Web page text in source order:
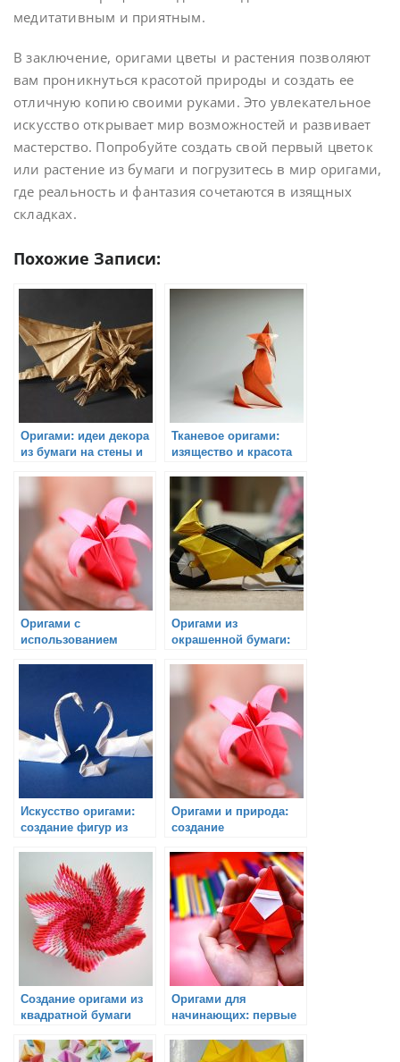
медитативным и приятным.
В заключение, оригами цветы и растения позволяют
вам проникнуться красотой природы и создать ее
отличную копию своими руками. Это увлекательное
искусство открывает мир возможностей и развивает
мастерство. Попробуйте создать свой первый цветок
или растение из бумаги и погрузитесь в мир оригами,
где реальность и фантазия сочетаются в изящных
складках.
Похожие Записи:
Оригами: идеи декора
из бумаги на стены и
Тканевое оригами:
изящество и красота
Оригами с
использованием
Оригами из
окрашенной бумаги:
Искусство оригами:
создание фигур из
Оригами и природа:
создание
композиций и
пейзажей
Создание оригами из
квадратной бумаги
Оригами для
начинающих: первые
складывания бумаги